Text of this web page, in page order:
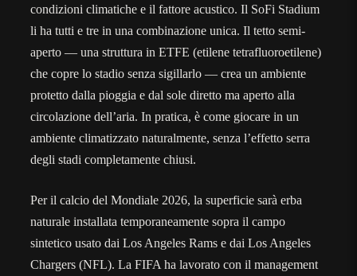
condizioni climatiche e il fattore acustico. Il SoFi Stadium
li ha tutti e tre in una combinazione unica. Il tetto semi-
aperto — una struttura in ETFE (etilene tetrafluoroetilene)
che copre lo stadio senza sigillarlo — crea un ambiente
protetto dalla pioggia e dal sole diretto ma aperto alla
circolazione dell’aria. In pratica, è come giocare in un
ambiente climatizzato naturalmente, senza l’effetto serra
degli stadi completamente chiusi.
Per il calcio del Mondiale 2026, la superficie sarà erba
naturale installata temporaneamente sopra il campo
sintetico usato dai Los Angeles Rams e dai Los Angeles
Chargers (NFL). La FIFA ha lavorato con il management